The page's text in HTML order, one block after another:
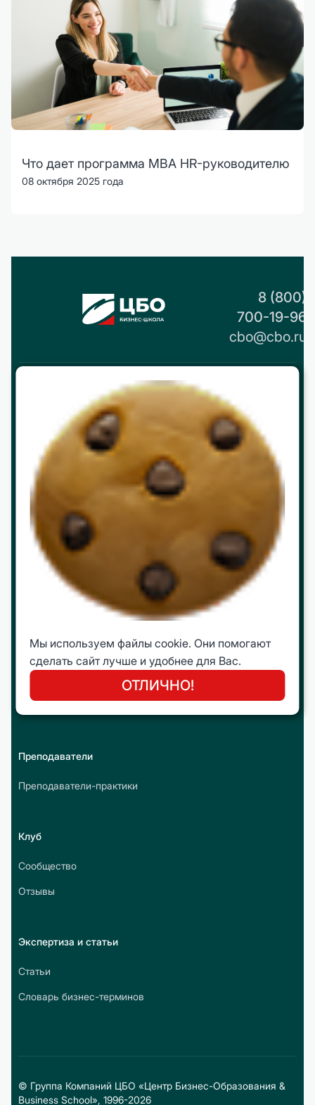
Что дает программа MBA HR-руководителю
08 октября 2025 года
8 (800)
700-19-96
cbo@cbo.ru
Реквизиты и контакты
Партнерство
Работа в ЦБО
Программы
Интеллектуальные путешествия
Молодежная Бизнес Лига (МБЛ)
Преподаватели
Преподаватели-практики
Клуб
Сообщество
Отзывы
Экспертиза и статьи
Статьи
Словарь бизнес-терминов
© Группа Компаний ЦБО «Центр Бизнес-Образования &
Business School», 1996-2026
Мы используем файлы cookie. Они помогают
сделать сайт лучше и удобнее для Вас.
ОТЛИЧНО!